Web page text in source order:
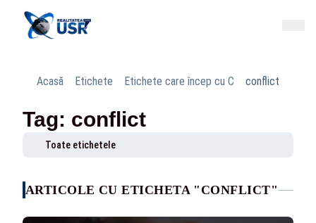
Acasă Etichete Etichete care încep cu C conflict
Tag: conflict
Toate etichetele
ARTICOLE CU ETICHETA "CONFLICT"